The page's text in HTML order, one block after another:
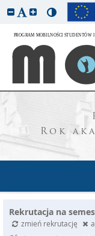
Rok
Rekrutacja na
zmień rekrutację